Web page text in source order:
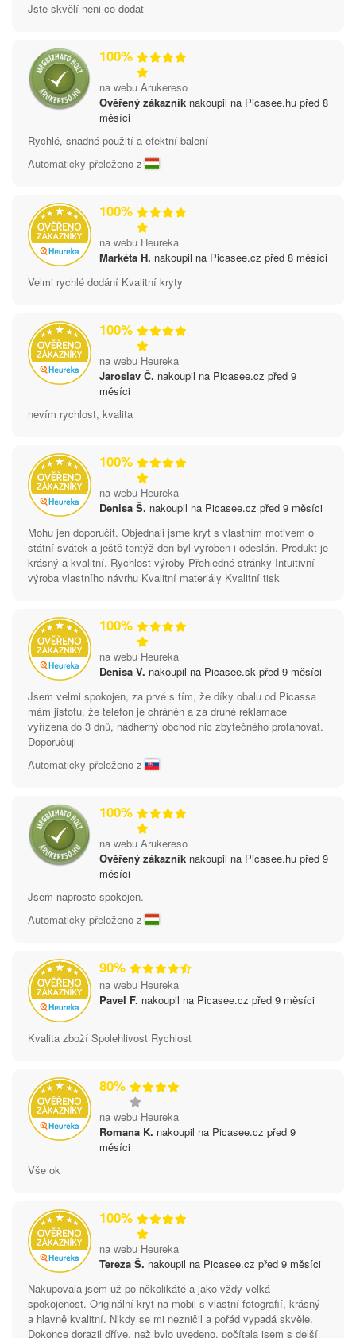
Jste skvělí neni co dodat
100%
na webu Arukereso
Ověřený zákazník nakoupil na Picasee.hu před 8
měsíci
Rychlé, snadné použití a efektní balení
Automaticky přeloženo z
100%
na webu Heureka
Markéta H. nakoupil na Picasee.cz před 8 měsíci
Velmi rychlé dodání Kvalitní kryty
100%
na webu Heureka
Jaroslav Č. nakoupil na Picasee.cz před 9
měsíci
nevím rychlost, kvalita
100%
na webu Heureka
Denisa Š. nakoupil na Picasee.cz před 9 měsíci
Mohu jen doporučit. Objednali jsme kryt s vlastním motivem o
státní svátek a ještě tentýž den byl vyroben i odeslán. Produkt je
krásný a kvalitní. Rychlost výroby Přehledné stránky Intuitivní
výroba vlastního návrhu Kvalitní materiály Kvalitní tisk
100%
na webu Heureka
Denisa V. nakoupil na Picasee.sk před 9 měsíci
Jsem velmi spokojen, za prvé s tím, že díky obalu od Picassa
mám jistotu, že telefon je chráněn a za druhé reklamace
vyřízena do 3 dnů, nádherný obchod nic zbytečného protahovat.
Doporučuji
Automaticky přeloženo z
100%
na webu Arukereso
Ověřený zákazník nakoupil na Picasee.hu před 9
měsíci
Jsem naprosto spokojen.
Automaticky přeloženo z
90%
na webu Heureka
Pavel F. nakoupil na Picasee.cz před 9 měsíci
Kvalita zboží Spolehlivost Rychlost
80%
na webu Heureka
Romana K. nakoupil na Picasee.cz před 9
měsíci
Vše ok
100%
na webu Heureka
Tereza Š. nakoupil na Picasee.cz před 9 měsíci
Nakupovala jsem už po několikáté a jako vždy velká
spokojenost. Originální kryt na mobil s vlastní fotografií, krásný
a hlavně kvalitní. Nikdy se mi nezničil a pořád vypadá skvěle.
Dokonce dorazil dříve, než bylo uvedeno, počítala jsem s delší